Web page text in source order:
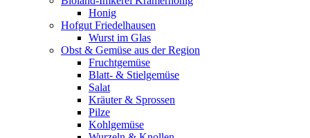
Honig
Hofgut Friedelhausen
Wurst im Glas
Obst & Gemüse aus der Region
Fruchtgemüse
Blatt- & Stielgemüse
Salat
Kräuter & Sprossen
Pilze
Kohlgemüse